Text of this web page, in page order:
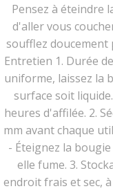
Pensez à éteindre
d'aller vous
soufflez doucement
Entretien 1. Durée
uniforme, laissez la
surface soit
heures d'affilée. 2.
mm avant chaque
- Éteignez la
elle fume. 3.
endroit frais et sec,